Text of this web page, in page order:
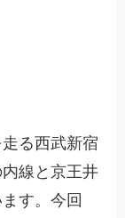
る西武新宿
線と京王井
す。今回